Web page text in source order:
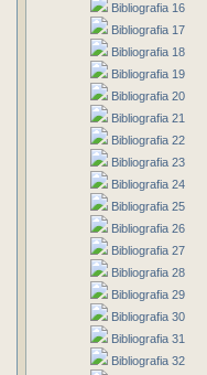
Bibliografia 16
Bibliografia 17
Bibliografia 18
Bibliografia 19
Bibliografia 20
Bibliografia 21
Bibliografia 22
Bibliografia 23
Bibliografia 24
Bibliografia 25
Bibliografia 26
Bibliografia 27
Bibliografia 28
Bibliografia 29
Bibliografia 30
Bibliografia 31
Bibliografia 32